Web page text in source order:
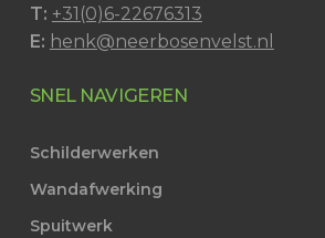
T: +31(0)6-22676313
E: henk@neerbosenvelst.nl
SNEL NAVIGEREN
Schilderwerken
Wandafwerking
Spuitwerk